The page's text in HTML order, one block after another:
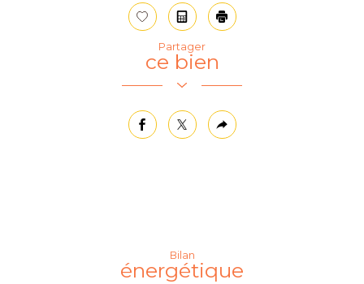
Sélectionner
CalculatriceImprimer
Partager
ce bien
facebooktwitterPlus
de
Bilan
énergétique